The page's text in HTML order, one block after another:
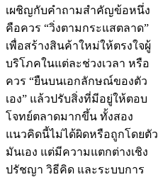
เผชิญกับคำถามสำคัญข้อหนึ่ง
คือควร “วิ่งตามกระแสตลาด”
เพื่อสร้างสินค้าใหม่ให้ตรงใจผู้
บริโภคในแต่ละช่วงเวลา หรือ
ควร “ยืนบนเอกลักษณ์ของตัว
เอง” แล้วปรับสิ่งที่มีอยู่ให้ตอบ
โจทย์ตลาดมากขึ้น ทั้งสอง
แนวคิดนี้ไม่ได้ผิดหรือถูกโดยตัว
มันเอง แต่มีความแตกต่างเชิง
ปรัชญา วิธีคิด และระบบการ